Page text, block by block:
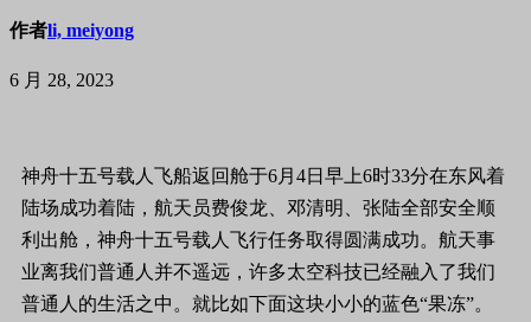
作者li, meiyong
6 月 28, 2023
神舟十五号载人飞船返回舱于6月4日早上6时33分在东风着
陆场成功着陆，航天员费俊龙、邓清明、张陆全部安全顺
利出舱，神舟十五号载人飞行任务取得圆满成功。航天事
业离我们普通人并不遥远，许多太空科技已经融入了我们
普通人的生活之中。就比如下面这块小小的蓝色“果冻”。